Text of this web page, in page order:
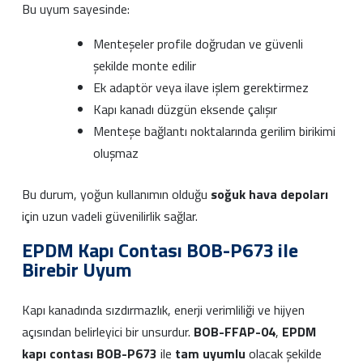
Bu uyum sayesinde:
Menteşeler profile doğrudan ve güvenli
şekilde monte edilir
Ek adaptör veya ilave işlem gerektirmez
Kapı kanadı düzgün eksende çalışır
Menteşe bağlantı noktalarında gerilim birikimi
oluşmaz
Bu durum, yoğun kullanımın olduğu soğuk hava depoları
için uzun vadeli güvenilirlik sağlar.
EPDM Kapı Contası BOB-P673 ile
Birebir Uyum
Kapı kanadında sızdırmazlık, enerji verimliliği ve hijyen
açısından belirleyici bir unsurdur. BOB-FFAP-04, EPDM
kapı contası BOB-P673 ile tam uyumlu olacak şekilde